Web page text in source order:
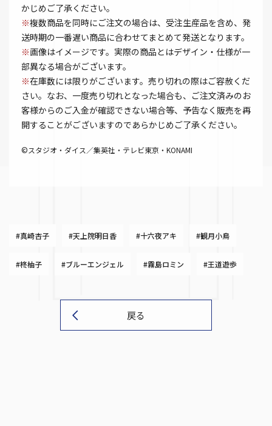
かじめご了承ください。
※複数商品を同時にご注文の場合は、受注生産品を含め、発
送時期の一番遅い商品に合わせてまとめて発送となります。
※画像はイメージです。実際の商品とはデザイン・仕様が一
部異なる場合がございます。
※在庫数には限りがございます。売り切れの際はご容赦くだ
さい。なお、一度売り切れとなった場合も、ご注文済みのお
客様からのご入金が確認できない場合等、予告なく販売を再
開することがございますのであらかじめご了承ください。
©スタジオ・ダイス／集英社・テレビ東京・KONAMI
#真崎杏子 #天上院明日香 #十六夜アキ #観月小鳥
#柊柚子 #ブルーエンジェル #霧島ロミン #王道遊歩
戻る